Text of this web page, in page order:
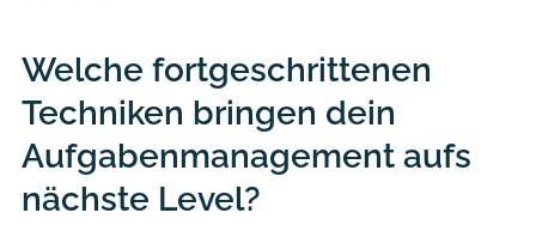
Welche fortgeschrittenen
Techniken bringen dein
Aufgabenmanagement aufs
nächste Level?